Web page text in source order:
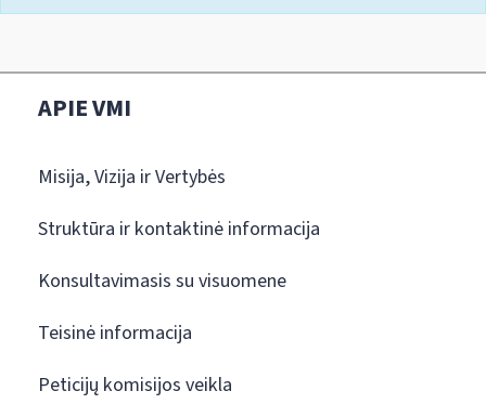
APIE VMI
Misija, Vizija ir Vertybės
Struktūra ir kontaktinė informacija
Konsultavimasis su visuomene
Teisinė informacija
Peticijų komisijos veikla